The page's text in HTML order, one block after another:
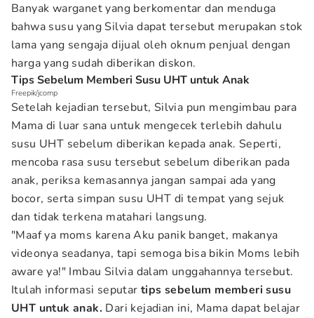
Banyak warganet yang berkomentar dan menduga
bahwa susu yang Silvia dapat tersebut merupakan stok
lama yang sengaja dijual oleh oknum penjual dengan
harga yang sudah diberikan diskon.
Tips Sebelum Memberi Susu UHT untuk Anak
Freepik/jcomp
Setelah kejadian tersebut, Silvia pun mengimbau para
Mama di luar sana untuk mengecek terlebih dahulu
susu UHT sebelum diberikan kepada anak. Seperti,
mencoba rasa susu tersebut sebelum diberikan pada
anak, periksa kemasannya jangan sampai ada yang
bocor, serta simpan susu UHT di tempat yang sejuk
dan tidak terkena matahari langsung.
"Maaf ya moms karena Aku panik banget, makanya
videonya seadanya, tapi semoga bisa bikin Moms lebih
aware ya!" Imbau Silvia dalam unggahannya tersebut.
Itulah informasi seputar tips sebelum memberi susu
UHT untuk anak. Dari kejadian ini, Mama dapat belajar